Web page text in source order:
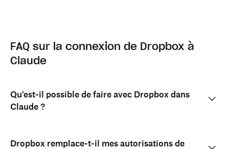
FAQ sur la connexion de Dropbox à
Claude
Qu’est-il possible de faire avec Dropbox dans
Claude ?
Dropbox remplace-t-il mes autorisations de